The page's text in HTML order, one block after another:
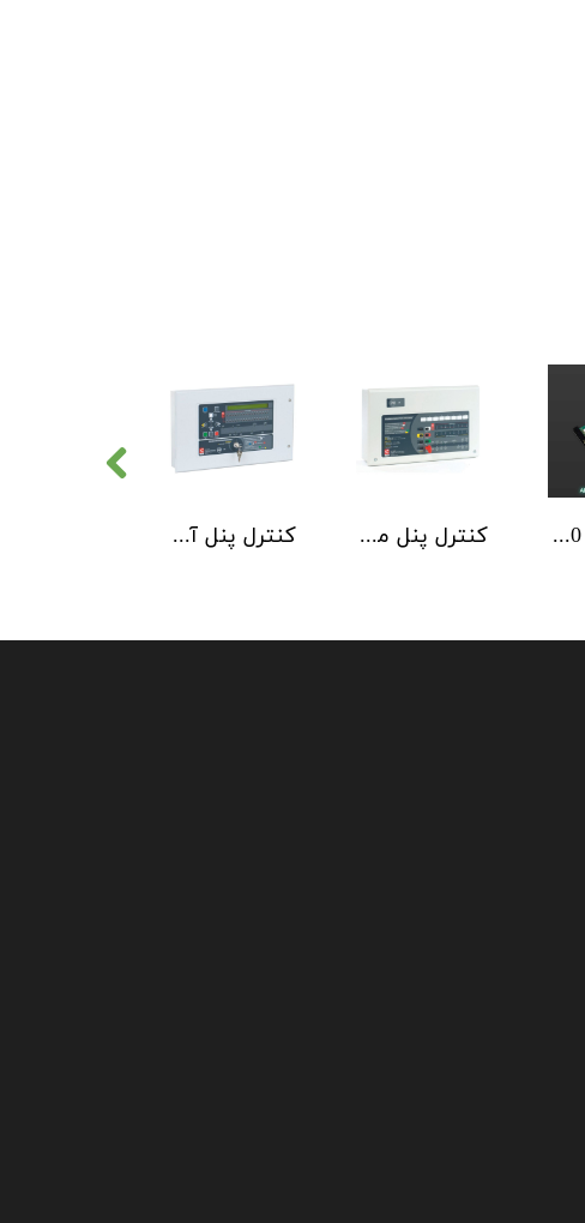
کنترل پنل آدرس پذیر C-TEC سری XFP دو لوپ 32 زون کنترل پنل متعارف C-TEC سری CFP 8 Zone اینترفیس NSC | ArcNET B01350-00